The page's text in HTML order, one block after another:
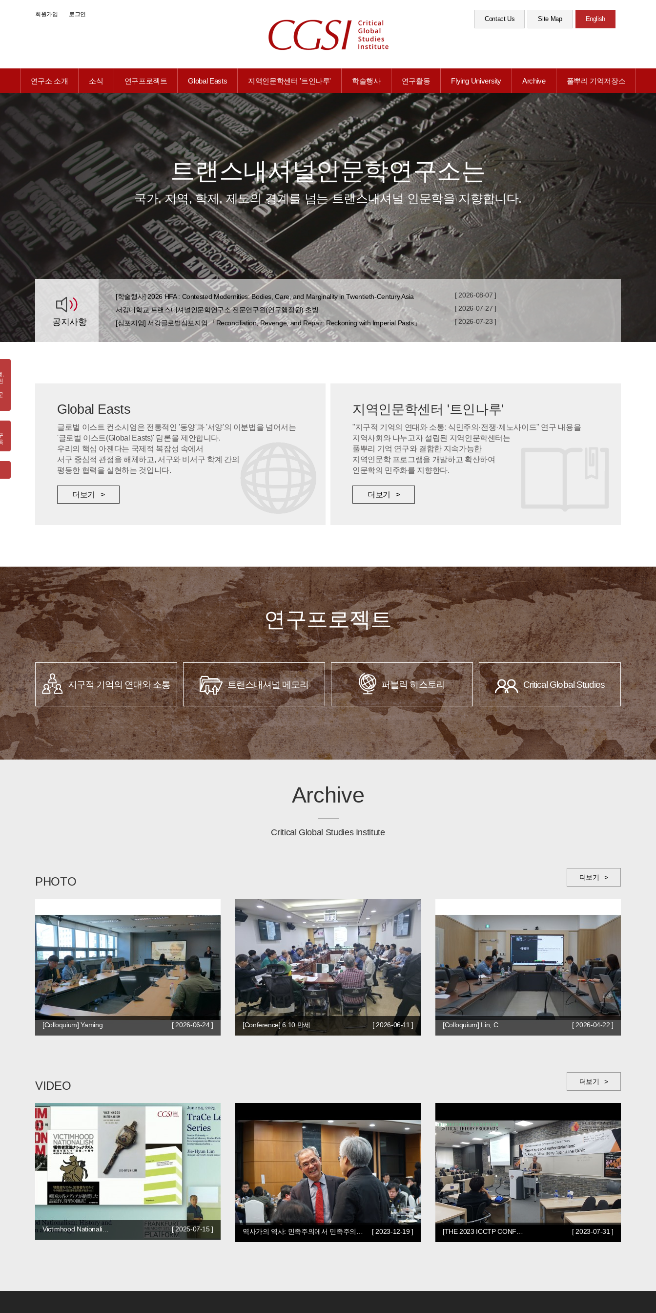
회원가입 로그인
Contact Us Site Map English
연구소 소개 소식 연구프로젝트 Global Easts 지역인문학센터 '트인나루' 학술행사 연구활동 Flying University Archive 풀뿌리 기억저장소
트랜스내셔널인문학연구소는
국가, 지역, 학제, 제도의 경계를 넘는 트랜스내셔널 인문학을 지향합니다.
공지사항
[학술행사] 2026 HFA : Contested Modernities: Bodies, Care, and Marginality in Twentieth-Century Asia
[ 2026-08-07 ]
서강대학교 트랜스내셔널인문학연구소 전문연구원(연구행정원) 초빙
[ 2026-07-27 ]
[심포지엄] 서강글로벌심포지엄 「Reconciliation, Revenge, and Repair: Reckoning with Imperial Pasts」
[ 2026-07-23 ]
Global Easts
글로벌 이스트 컨소시엄은 전통적인 '동양'과 '서양'의 이분법을 넘어서는
'글로벌 이스트(Global Easts)' 담론을 제안합니다.
우리의 핵심 아젠다는 국제적 복잡성 속에서
서구 중심적 관점을 해체하고, 서구와 비서구 학계 간의
평등한 협력을 실현하는 것입니다.
더보기 >
지역인문학센터 '트인나루'
"지구적 기억의 연대와 소통: 식민주의·전쟁·제노사이드" 연구 내용을
지역사회와 나누고자 설립된 지역인문학센터는
풀뿌리 기억 연구와 결합한 지속가능한
지역인문학 프로그램을 개발하고 확산하여
인문학의 민주화를 지향한다.
더보기 >
연구프로젝트
지구적 기억의 연대와 소통 트랜스내셔널 메모리 퍼블릭 히스토리 Critical Global Studies
Archive
Critical Global Studies Institute
PHOTO 더보기 >
[Colloquium] Yaming … [ 2026-06-24 ] [Conference] 6.10 만세… [ 2026-06-11 ] [Colloquium] Lin, C… [ 2026-04-22 ]
VIDEO 더보기 >
Victimhood Nationali… [ 2025-07-15 ] 역사가의 역사: 민족주의에서 민족주의… [ 2023-12-19 ] [THE 2023 ICCTP CONF… [ 2023-07-31 ]